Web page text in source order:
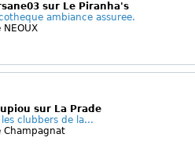
sur Le Piranha's
ambiance assuree.
sur La Prade
clubbers de la...
Champagnat